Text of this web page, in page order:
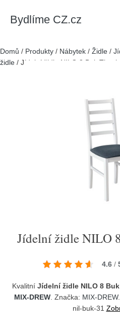
Bydlíme CZ.cz
Domů / Produkty / Nábytek / Židle /
židle / Jídelní židle NILO 8 Buk
Jídelní židle NILO
4.6 /
Kvalitní Jídelní židle NILO 8
MIX-DREW . Značka: MIX-DREW
nil-buk-31